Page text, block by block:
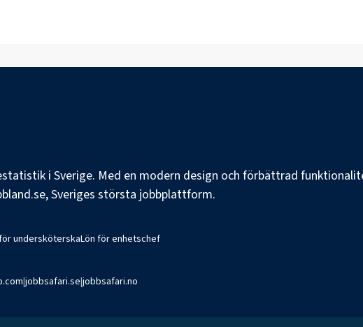
i Sverige. Med en modern design och förbättrad
Sveriges största jobbplattform.
undersköterskaLön för enhetschef
|jobbsafari.se|jobbsafari.no